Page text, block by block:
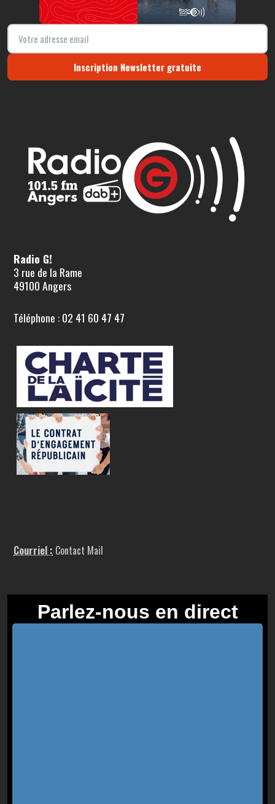
Inscription Newsletter gratuite
Radio G!
3 rue de la Rame
49100 Angers
Téléphone : 02 41 60 47 47
Courriel : Contact Mail